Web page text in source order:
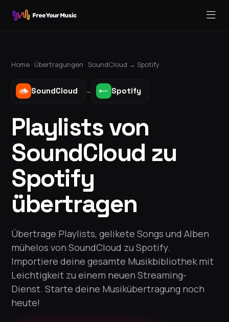
Home · Übertragungen · SoundCloud → Spotify
SoundCloud → Spotify
Playlists von
SoundCloud zu
Spotify
übertragen
Übertrage Playlists, gelikete Songs und Alben
mühelos von SoundCloud zu Spotify.
Importiere deine gesamte Musikbibliothek mit
Leichtigkeit zu einem neuen Streaming-
Dienst. Starte deine Musikübertragung noch
heute!